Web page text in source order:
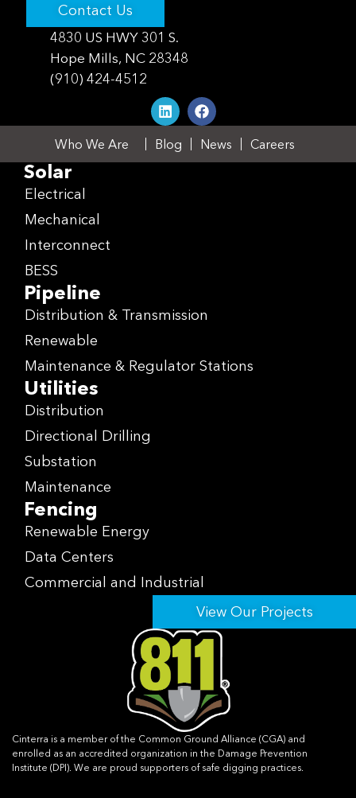
Contact Us
4830 US HWY 301 S.
Hope Mills, NC 28348
(910) 424-4512
Who We Are Blog News Careers
Solar
Pipeline
Utilities
Fencing
Electrical
Mechanical
Interconnect
BESS
Distribution & Transmission
Renewable
Maintenance & Regulator Stations
Distribution
Directional Drilling
Substation
Maintenance
Renewable Energy
Data Centers
Commercial and Industrial
View Our Projects
Cinterra is a member of the Common Ground Alliance (CGA) and
enrolled as an accredited organization in the Damage Prevention
Institute (DPI). We are proud supporters of safe digging practices.